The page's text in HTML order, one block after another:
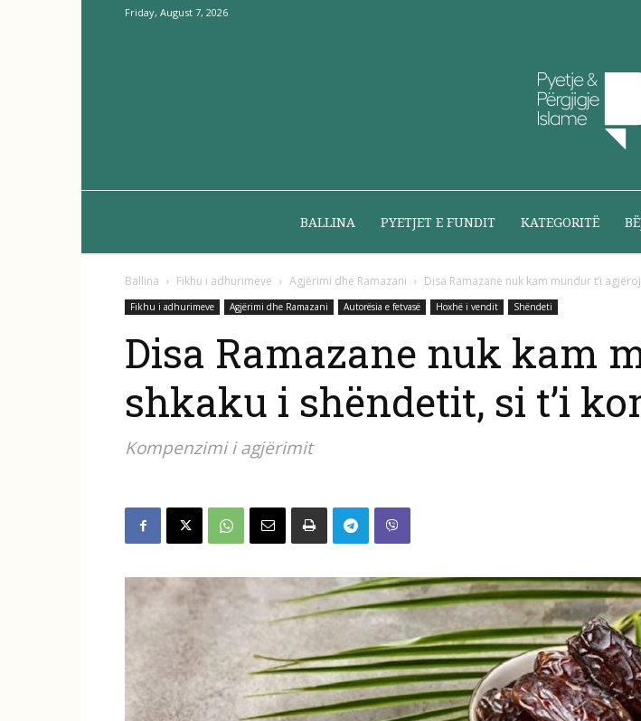
Friday, August 7, 2026
feja
BALLINA PYETJET E FUNDIT KATEGORITË
Ballina Fikhu i adhurimeve Agjërimi dhe Ramazani Disa Ramazane nuk kam mundur t’i
Fikhu i adhurimeve Agjërimi dhe Ramazani Autorësia e fetvasë Hoxhë i vendit Shëndeti
Disa Ramazane nuk kam
shkaku i shëndetit, si t’i
Kompenzimi i agjërimit